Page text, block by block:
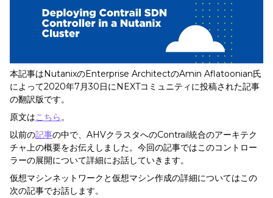
本記事はNutanixのEnterprise ArchitectのAmin Aflatoonian氏
によって2020年7月30日にNEXTコミュニティに投稿された記事
の翻訳版です。
原文はこちら。
以前の記事の中で、AHVクラスタへのContrail統合のアーキテク
チャ上の概要をお伝えしました。今回の記事ではこのコントロー
ラーの展開について詳細にお話していきます。
仮想マシンネットワークと仮想マシン作成の詳細についてはこの
次の記事でお話します。